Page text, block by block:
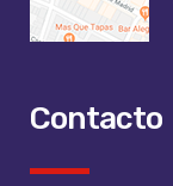
Contacto